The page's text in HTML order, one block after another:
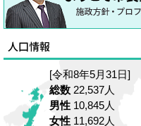
[令和8年5月31日]
総数 22,537人
男性 10,845人
女性 11,692人